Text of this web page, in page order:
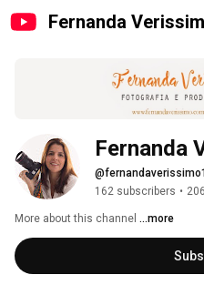
Fernanda
Fernanda
162 subscribers •
More about this channel ...more